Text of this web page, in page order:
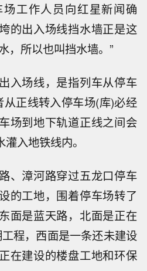
工作人员向红星新闻确
的出入场线挡水墙正是这
，所以也叫挡水墙。”
入场线，是指列车从停车
正线转入停车场(库)必经
场到地下轨道正线之间会
入地铁线内。
、漳河路穿过五龙口停车
的工地，围着停车场转了
面是蓝天路，北面是正在
程，西面是一条还未建设
在建设的楼盘工地和环保